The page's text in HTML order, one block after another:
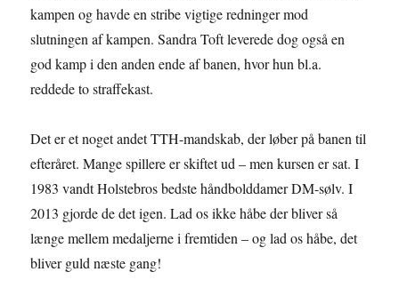
kampen og havde en stribe vigtige redninger mod
slutningen af kampen. Sandra Toft leverede dog også en
god kamp i den anden ende af banen, hvor hun bl.a.
reddede to straffekast.
Det er et noget andet TTH-mandskab, der løber på banen til
efteråret. Mange spillere er skiftet ud – men kursen er sat. I
1983 vandt Holstebros bedste håndbolddamer DM-sølv. I
2013 gjorde de det igen. Lad os ikke håbe der bliver så
længe mellem medaljerne i fremtiden – og lad os håbe, det
bliver guld næste gang!